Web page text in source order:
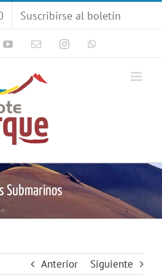
Suscribirse al boletín
YouTubeCorreoInstagram
Submarinos
Anterior Siguiente